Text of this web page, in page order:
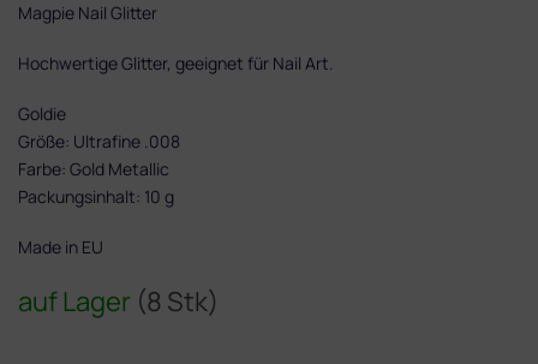
auf Lager (8 Stk)
Magpie‌ ‌Nail‌ ‌Glitter‌ ‌
Hochwertige‌ ‌Glitter,‌ ‌geeignet‌ ‌für‌ Nail Art.‌ ‌ ‌
Goldie
Größe:‌ ‌Ultrafine .008
Farbe:‌ Gold Metallic
Packungsinhalt:‌ ‌10‌ ‌g‌ ‌
Made‌ ‌in‌ ‌EU‌